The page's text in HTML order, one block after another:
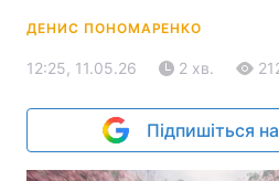
ДЕНИС ПОНОМАРЕНКО
12:25, 11.05.26 2 хв.
Підпишіться